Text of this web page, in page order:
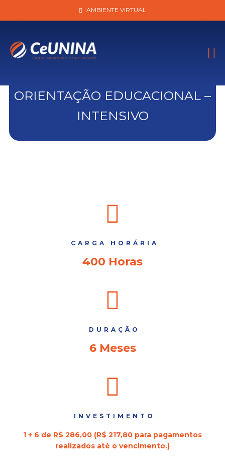
AMBIENTE VIRTUAL
ORIENTAÇÃO EDUCACIONAL –
INTENSIVO
CARGA HORÁRIA
400 Horas
DURAÇÃO
6 Meses
INVESTIMENTO
1 + 6 de R$ 286,00 (R$ 217,80 para pagamentos
realizados até o vencimento.)